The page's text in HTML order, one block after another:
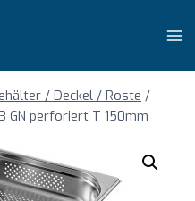
/ Deckel / Roste /
GN perforiert T 150mm